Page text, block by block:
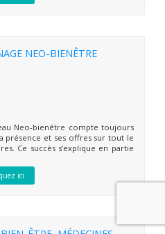
NEO-BIENÊTRE
Neo-bienêtre compte toujours
présence et ses offres sur tout le
Ce succès s’explique en partie
ici